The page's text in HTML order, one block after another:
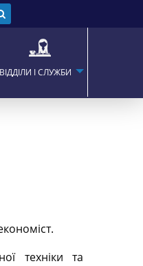
ВІДДІЛИ І СЛУЖБИ
техніки та